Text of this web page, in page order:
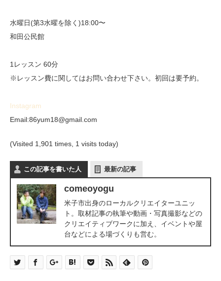
水曜日(第3水曜を除く)18:00〜
和田公民館
1レッスン 60分
※レッスン費に関してはお問い合わせ下さい。初回は要予約。
Instagram
Email:86yum18@gmail.com
(Visited 1,901 times, 1 visits today)
この記事を書いた人 最新の記事
comeoyogu
米子市出身のローカルクリエイターユニッ
ト。取材記事の執筆や動画・写真撮影などの
クリエイティブワークに加え、イベントや屋
台などによる場づくりも営む。